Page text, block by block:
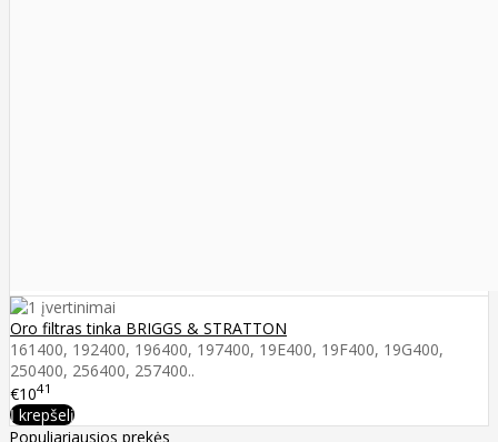
Oro filtras tinka BRIGGS & STRATTON
161400, 192400, 196400, 197400, 19E400, 19F400, 19G400,
250400, 256400, 257400..
€1041
Į krepšelį
Populiariausios prekės